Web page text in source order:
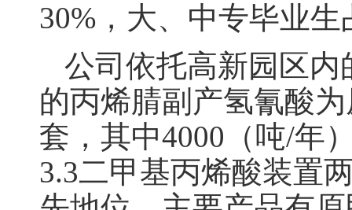
30%，大、中专毕业生
公司依托高新园区
的丙烯腈副产氢氰酸
套，其中4000（吨/年
3.3二甲基丙烯酸装置